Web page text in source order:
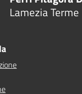
Lamezia Terme